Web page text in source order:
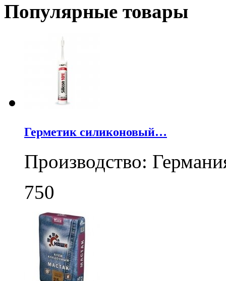
Популярные товары
Герметик силиконовый…
Производство:
750